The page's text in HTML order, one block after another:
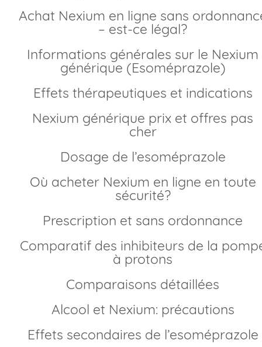
Achat Nexium en ligne sans ordonnance
– est-ce légal?
Informations générales sur le Nexium
générique (Esoméprazole)
Effets thérapeutiques et indications
Nexium générique prix et offres pas
cher
Dosage de l’esoméprazole
Où acheter Nexium en ligne en toute
sécurité?
Prescription et sans ordonnance
Comparatif des inhibiteurs de la pompe
à protons
Comparaisons détaillées
Alcool et Nexium: précautions
Effets secondaires de l’esoméprazole